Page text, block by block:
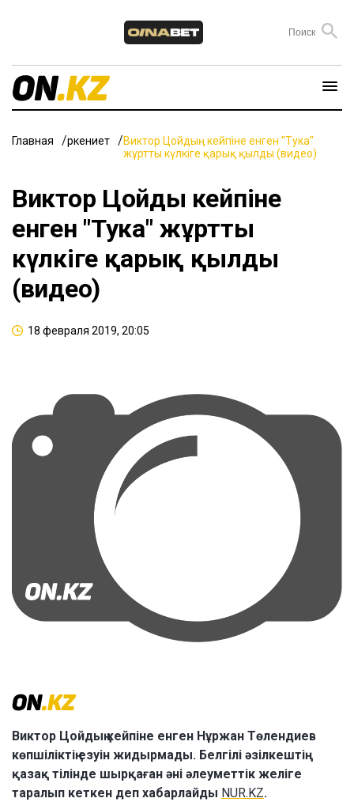
Главная Өркениет
Виктор Цойдың кейпіне енген "Тука"
жұртты күлкіге қарық қылды (видео)
Виктор Цойдың кейпіне
енген "Тука" жұртты
күлкіге қарық қылды
(видео)
18 февраля 2019, 20:05
Виктор Цойдың кейпіне енген Нұржан Төлендиев
көпшіліктің езуін жидырмады. Белгілі әзілкештің
қазақ тілінде шырқаған әні әлеуметтік желіге
таралып кеткен деп хабарлайды NUR.KZ.